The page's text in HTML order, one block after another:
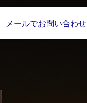
メールでお問い合わせ